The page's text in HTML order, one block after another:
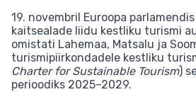
19. novembril Euroopa
kaitsealade liidu kestliku turismi
omistati Lahemaa, Matsalu ja
turismipiirkondadele kestliku
Charter for Sustainable Tourism)
perioodiks 2025–2029.